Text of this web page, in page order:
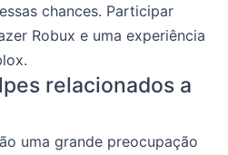
chances. Participar
Robux e uma experiência
relacionados a
uma grande preocupação